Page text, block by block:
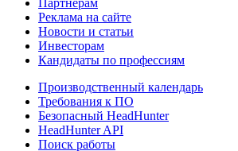
Реклама на сайте
Новости и статьи
Инвесторам
Кандидаты по профессиям
Производственный календарь
Требования к ПО
Безопасный HeadHunter
HeadHunter API
Поиск работы